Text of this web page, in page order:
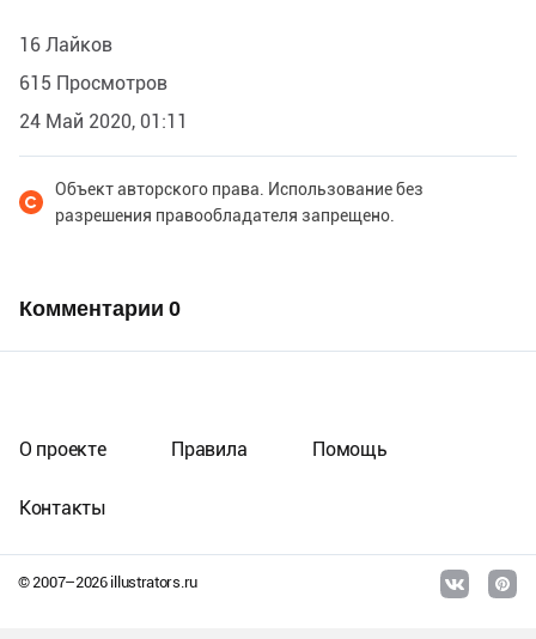
16 Лайков
615 Просмотров
24 Май 2020, 01:11
Объект авторского права. Использование без
разрешения правообладателя запрещено.
Комментарии 0
© 2007–2026illustrators.ru
О проекте Правила Помощь
Контакты